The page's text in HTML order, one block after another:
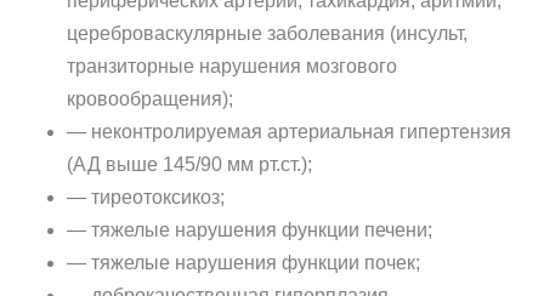
цереброваскулярные заболевания (инсульт,
транзиторные нарушения мозгового
кровообращения);
— неконтролируемая артериальная гипертензия
(АД выше 145/90 мм рт.ст.);
— тиреотоксикоз;
— тяжелые нарушения функции печени;
— тяжелые нарушения функции почек;